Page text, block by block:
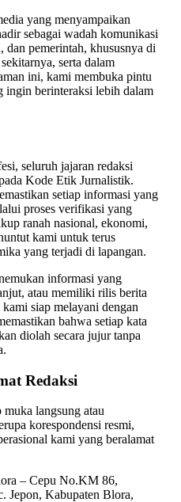
yang menyampaikan
sebagai wadah komunikasi
dan pemerintah, khususnya di
serta dalam
ini, kami membuka pintu
ingin berinteraksi lebih dalam
seluruh jajaran redaksi
Kode Etik Jurnalistik.
setiap informasi yang
proses verifikasi yang
ranah nasional, ekonomi,
kami untuk terus
yang terjadi di lapangan.
informasi yang
atau memiliki rilis berita
siap melayani dengan
bahwa setiap kata
diolah secara jujur tanpa
Redaksi
langsung atau
korespondensi resmi,
kami yang beralamat
– Cepu No.KM 86,
Jepon, Kabupaten Blora,